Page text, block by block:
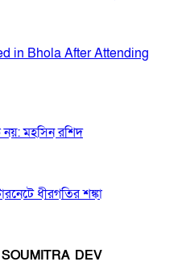
in Bhola After Attending
মহসিন রশিদ
ধীরগতির শঙ্কা
DEV